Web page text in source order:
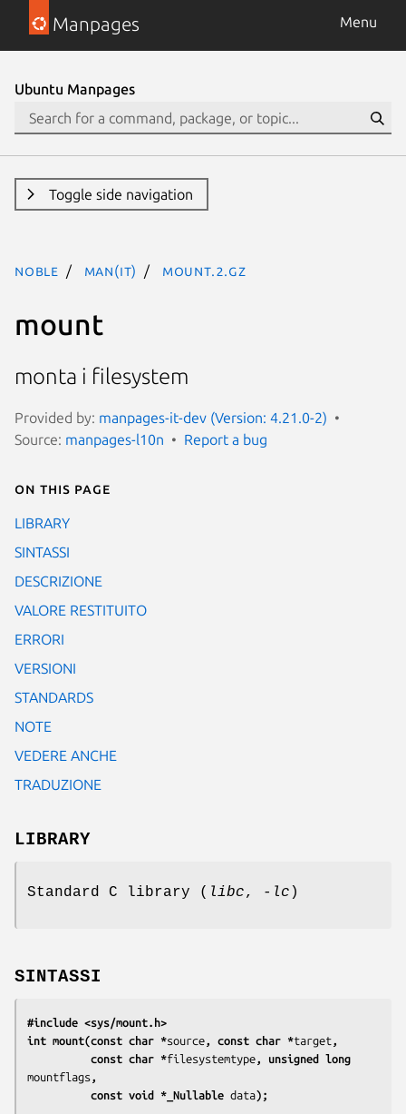
Manpages Menu
Ubuntu Manpages
Toggle side navigation
noble man(it) mount.2.gz
mount
monta i filesystem
Provided by: manpages-it-dev (Version: 4.21.0-2)
Source: manpages-l10n Report a bug
On this page
LIBRARY
SINTASSI
DESCRIZIONE
VALORE RESTITUITO
ERRORI
VERSIONI
STANDARDS
NOTE
VEDERE ANCHE
TRADUZIONE
LIBRARY
Standard C library ( libc, -lc )
SINTASSI
#include <sys/mount.h>
int mount(const char *source , const char *target ,
          const char *
filesystemtype
mountflags ,
          const void *_Nullable
data);